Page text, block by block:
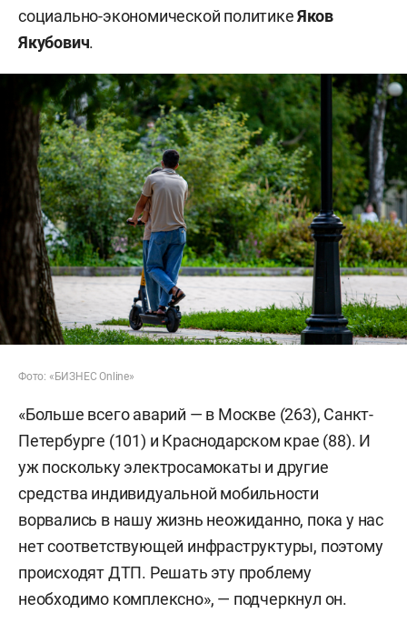
социально-экономической политикеЯков
Якубович.
Фото: «БИЗНЕС Online»
«Больше всего аварий — в Москве (263), Санкт-
Петербурге (101) и Краснодарском крае (88). И
уж поскольку электросамокаты и другие
средства индивидуальной мобильности
ворвались в нашу жизнь неожиданно, пока у нас
нет соответствующей инфраструктуры, поэтому
происходят ДТП. Решать эту проблему
необходимо комплексно», — подчеркнул он.